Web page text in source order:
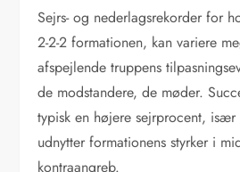
Sejrs- og nederlagsrekorder for
2-2-2 formationen, kan variere
afspejlende truppens
de modstandere, de møder.
typisk en højere sejrprocent,
udnytter formationens styrker i
kontraangreb.